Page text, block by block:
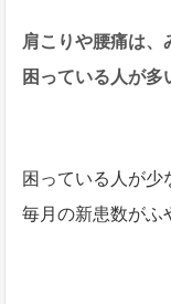
肩こりや腰痛は、
困っている人が多
困っている人が少
毎月の新患数がふ